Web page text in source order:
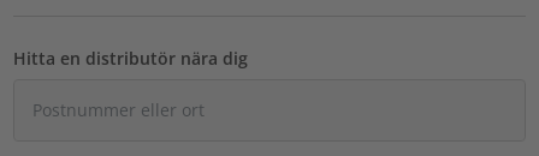
Hitta en distributör nära dig